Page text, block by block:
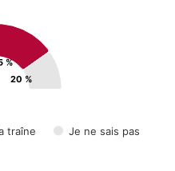
%
20 %
traîne Je ne sais pas